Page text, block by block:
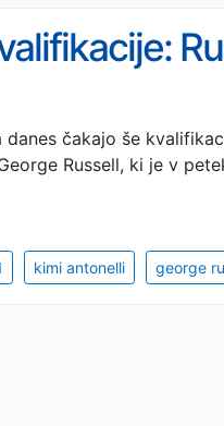
danes čakajo še
Russell, ki je v
kimi antonelli george